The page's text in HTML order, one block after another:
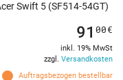
Swift 5 (SF514-54GT)
Auftragsbezogen bestellbar
91 00€
inkl. 19% MwSt
zzgl. Versandkosten